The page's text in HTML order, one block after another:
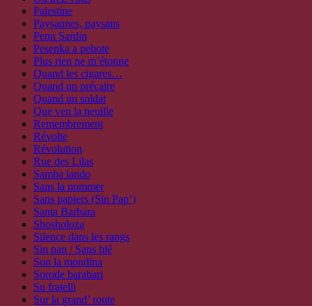
Palestine
Paysannes, paysans
Penn Sardin
Pesenka a pehote
Plus rien ne m’étonne
Quand les cigares…
Quand un précaire
Quand un soldat
Que ven la neuille
Remembrement
Révolte
Révolution
Rue des Lilas
Samba lando
Sans la nommer
Sans papiers (Sin Pap’)
Santa Barbara
Shosholoza
Silence dans les rangs
Sin pan / Sans blé
Son la mondina
Sorode barabari
Su fratelli
Sur la grand’ route